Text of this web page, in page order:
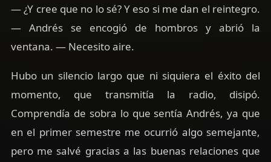
— ¿Y cree que no lo sé? Y eso si me dan el reintegro.
— Andrés se encogió de hombros y abrió la
ventana. — Necesito aire.
Hubo un silencio largo que ni siquiera el éxito del
momento, que transmitía la radio, disipó.
Comprendía de sobra lo que sentía Andrés, ya que
en el primer semestre me ocurrió algo semejante,
pero me salvé gracias a las buenas relaciones que